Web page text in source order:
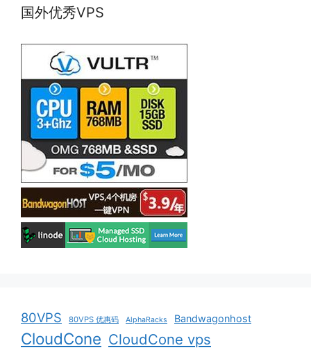
国外优秀VPS
80VPS 80VPS 优惠码 AlphaRacks Bandwagonhost
CloudCone CloudCone vps